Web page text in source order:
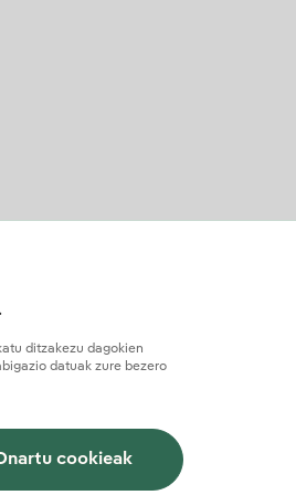
bidez babestuta dago.
ditzakezu dagokien
datuak zure bezero
cookieak